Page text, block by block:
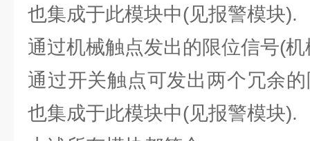
也集成于此模块中(见报警模块).
通过机械触点发出的限位信号(
通过开关触点可发出两个冗余
也集成于此模块中(见报警模块).